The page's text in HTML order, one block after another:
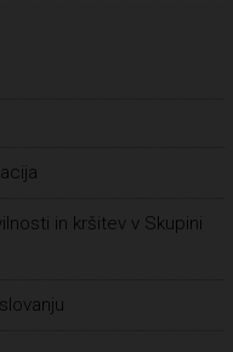
in kršitev v Skupini